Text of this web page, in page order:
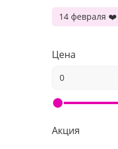
14 февраля ❤️
Цена
Акция